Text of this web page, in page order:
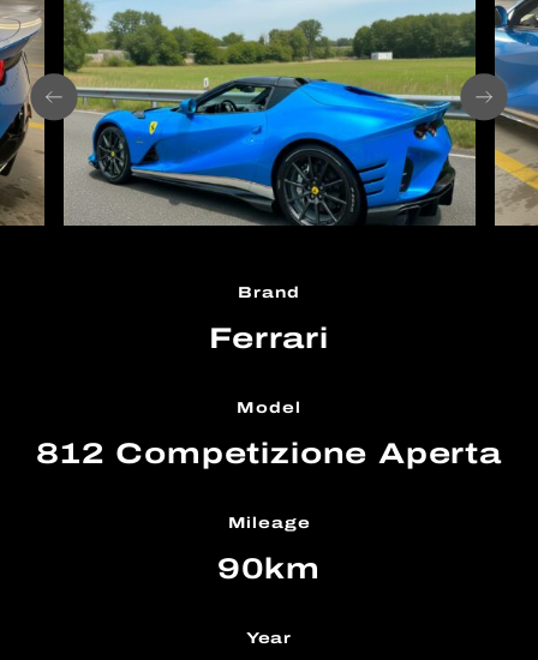
Brand
Ferrari
Model
812 Competizione Aperta
Mileage
90km
Year